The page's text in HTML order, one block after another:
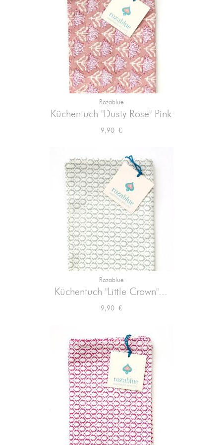
Rozablue
Küchentuch "Dusty Rose" Pink
Preis
9,90 €
Rozablue
Küchentuch "Little Crown"...
Preis
9,90 €